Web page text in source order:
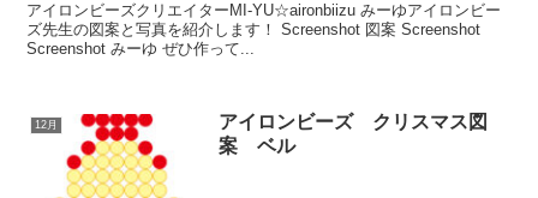
アイロンビーズクリエイターMI-YU☆aironbiizu みーゆアイロンビー
ズ先生の図案と写真を紹介します！ Screenshot 図案 Screenshot
Screenshot みーゆ ぜひ作って...
12月
アイロンビーズ クリスマス図
案 ベル